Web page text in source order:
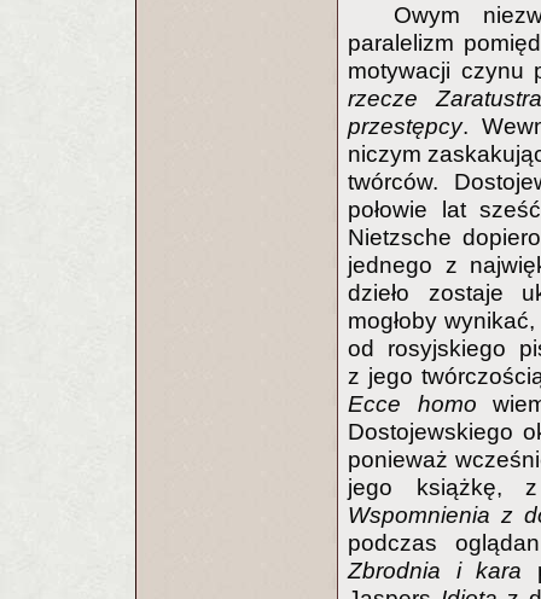
Owym
paralelizm
motywacji czynu
rzecze
przestępcy.
niczym
twórców.
połowie lat
Nietzsche
jednego z
dzieło zostaje
mogłoby
od rosyjskiego
z jego
Ecce homo
Dostojewskiego
ponieważ
jego książkę,
Wspomnienia z
podczas
Zbrodnia i kara